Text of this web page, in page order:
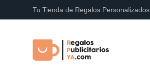
Tu Tienda de Regalos Personalizados